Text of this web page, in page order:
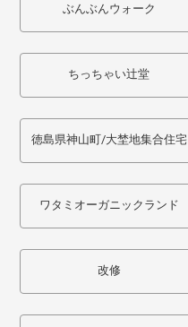
ぶんぶんウォーク
ちっちゃい辻堂
徳島県神山町/大埜地集合住宅
ワタミオーガニックランド
改修